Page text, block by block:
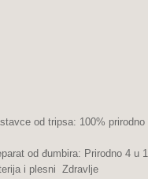
od tripsa: 100% prirodno
od đumbira: Prirodno 4 u 1
i plesni Zdravlje